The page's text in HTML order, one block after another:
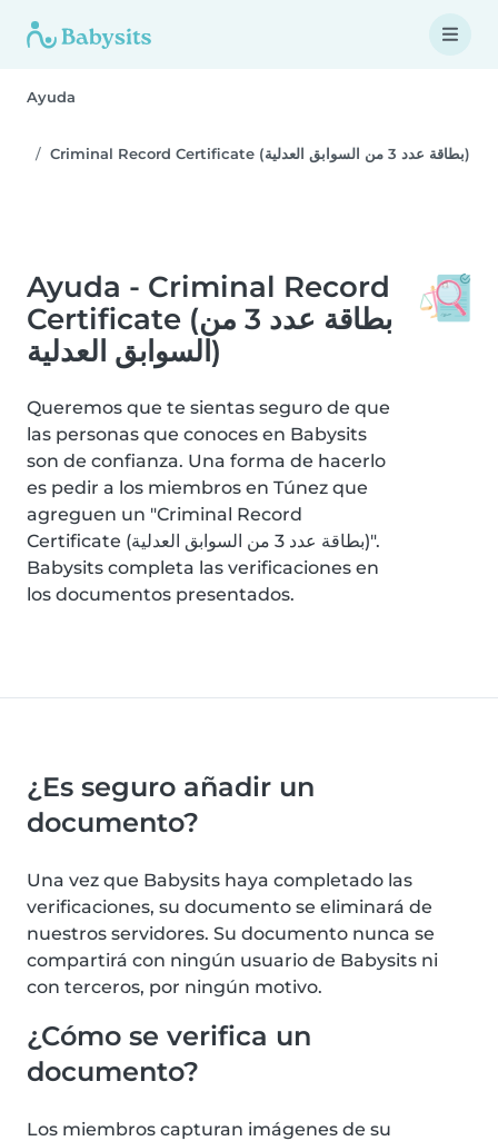
Ayuda
Criminal Record Certificate (بطاقة عدد 3 من السوابق العدلية)
Ayuda - Criminal Record
Certificate (بطاقة عدد 3 من
السوابق العدلية)
Queremos que te sientas seguro de que
las personas que conoces en Babysits
son de confianza. Una forma de hacerlo
es pedir a los miembros en Túnez que
agreguen un "Criminal Record
Certificate (بطاقة عدد 3 من السوابق العدلية)".
Babysits completa las verificaciones en
los documentos presentados.
¿Es seguro añadir un
documento?
Una vez que Babysits haya completado las
verificaciones, su documento se eliminará de
nuestros servidores. Su documento nunca se
compartirá con ningún usuario de Babysits ni
con terceros, por ningún motivo.
¿Cómo se verifica un
documento?
Los miembros capturan imágenes de su